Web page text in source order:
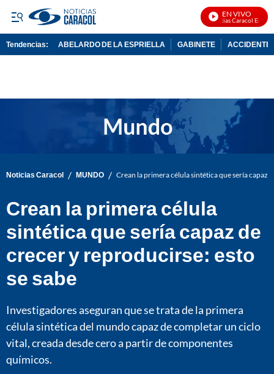
EN VIVO
Noticias Caracol En Vivo
Tendencias: ABELARDO DE LA ESPRIELLA GABINETE ACCIDENTE
Noticias Caracol / MUNDO / Crean la primera célula sintética que sería capaz
Crean la primera célula
sintética que sería capaz de
crecer y reproducirse: esto
se sabe
Investigadores aseguran que se trata de la primera
célula sintética del mundo capaz de completar un ciclo
vital, creada desde cero a partir de componentes
químicos.